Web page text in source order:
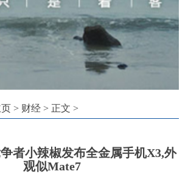
> 财经 > 正文 >
者小辣椒发布全金属手机X3,外
观似Mate7